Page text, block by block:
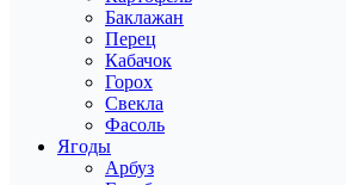
Баклажан
Перец
Кабачок
Горох
Свекла
Фасоль
Ягоды
Арбуз